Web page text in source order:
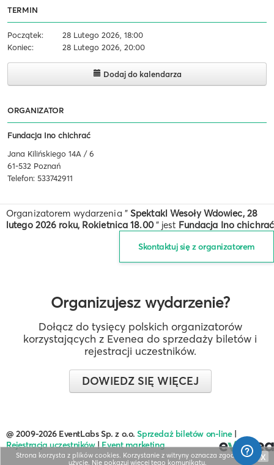
TERMIN
Początek:
28 Lutego 2026, 18:00
Koniec:
28 Lutego 2026, 20:00
Dodaj do kalendarza
ORGANIZATOR
Fundacja Ino chichrać
Jana Kilińskiego 14A / 6
61-532 Poznań
Telefon: 533742911
Organizatorem wydarzenia " Spektakl Wesoły Wdowiec, 28
lutego 2026 roku, Rokietnica 18.00" jest Fundacja Ino chichrać
Skontaktuj się z organizatorem
Organizujesz wydarzenie?
Dołącz do tysięcy polskich organizatorów
korzystających z Evenea do sprzedaży biletów i
rejestracji uczestników.
DOWIEDZ SIĘ WIĘCEJ
@ 2009-2026 EventLabs Sp. z o.o.Sprzedaż biletów on-line|
Rejestracja uczestników|Event marketing
Strona korzysta z plików cookies. Korzystanie z witryny oznacza zgodę na ich
użycie. Nie pokazuj więcej tego komunikatu.
X